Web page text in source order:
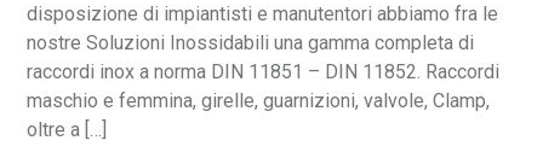
disposizione di impiantisti e manutentori abbiamo fra le
nostre Soluzioni Inossidabili una gamma completa di
raccordi inox a norma DIN 11851 – DIN 11852. Raccordi
maschio e femmina, girelle, guarnizioni, valvole, Clamp,
oltre a […]